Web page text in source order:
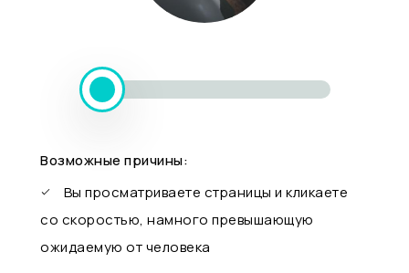
Возможные причины:
Вы просматриваете страницы и кликаете
со скоростью, намного превышающую
ожидаемую от человека